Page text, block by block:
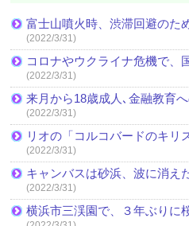
富士山噴火時、渋滞回避のた
(2022/3/31)
コロナやウクライナ危機で、
(2022/3/31)
来月から18歳成人､金融教育
(2022/3/31)
リオの「コルコバードのキリ
(2022/3/31)
キャンバスは砂浜、波に消え
(2022/3/31)
横浜市三渓園で、３年ぶりに